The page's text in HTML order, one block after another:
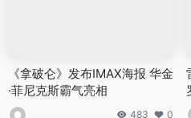
《拿破仑》发布IMAX海报 华金
·菲尼克斯霸气亮相
483 0